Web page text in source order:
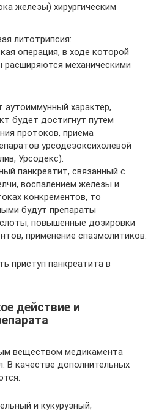
железы) хирургическим
литотрипсия:
операция, в ходе которой
механическими
аутоиммунный характер,
будет достигнут путем
протоков, приема
урсодезоксихолевой
Урсодекс).
панкреатит, связанный с
воспалением железы и
конкрементов, то
будут препараты
повышенные дозировки
применение спазмолитиков.
приступ панкреатита в
действие и
веществом медикамента
В качестве дополнительных
и кукурузный;